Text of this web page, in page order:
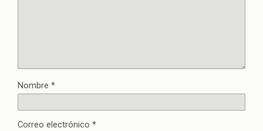
Nombre *
Correo electrónico *